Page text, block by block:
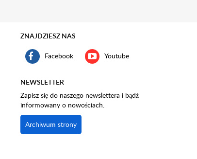
ZNAJDZIESZ NAS
Facebook Youtube
NEWSLETTER
Zapisz się do naszego newslettera i bądź
informowany o nowościach.
Archiwum strony